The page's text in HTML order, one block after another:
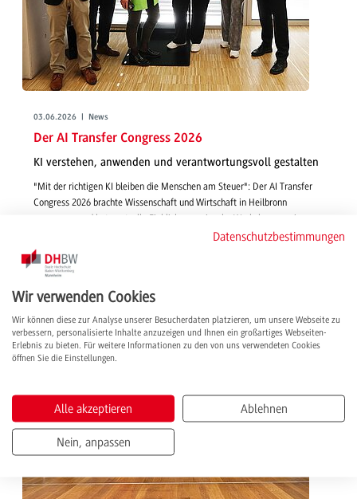
03.06.2026 | News
Der AI Transfer Congress 2026
KI verstehen, anwenden und verantwortungsvoll gestalten
"Mit der richtigen KI bleiben die Menschen am Steuer": Der AI Transfer
Congress 2026 brachte Wissenschaft und Wirtschaft in Heilbronn
zusammen und bot wertvolle Einblicke, praxisnahe Workshops sowie
wichtige Impulse für eine verantwortungsvolle Zukunft mit Künstlicher
Intelligenz.
weiterlesen
Datenschutzbestimmungen
Wir verwenden Cookies
Wir können diese zur Analyse unserer Besucherdaten platzieren, um unsere Webseite zu
verbessern, personalisierte Inhalte anzuzeigen und Ihnen ein großartiges Webseiten-
Erlebnis zu bieten. Für weitere Informationen zu den von uns verwendeten Cookies
öffnen Sie die Einstellungen.
Alle akzeptieren Ablehnen
Nein, anpassen